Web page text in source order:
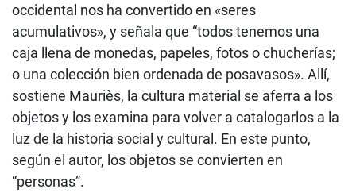
occidental nos ha convertido en «seres
acumulativos», y señala que “todos tenemos una
caja llena de monedas, papeles, fotos o chucherías;
o una colección bien ordenada de posavasos». Allí,
sostiene Mauriès, la cultura material se aferra a los
objetos y los examina para volver a catalogarlos a la
luz de la historia social y cultural. En este punto,
según el autor, los objetos se convierten en
“personas”.